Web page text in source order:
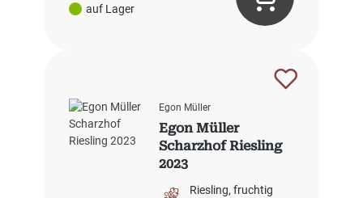
auf Lager
Egon Müller
Egon Müller
Scharzhof Riesling
2023
Riesling fruchtig